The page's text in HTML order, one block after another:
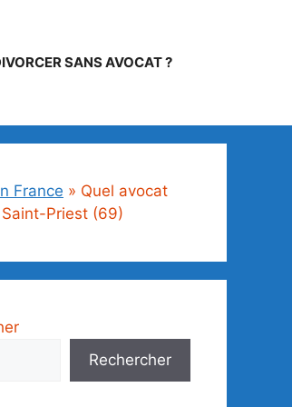
SANS AVOCAT ?
France » Quel avocat
Priest (69)
Rechercher